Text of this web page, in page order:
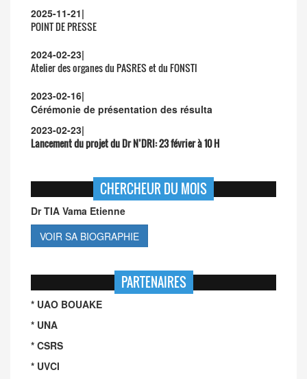
2025-11-21|
POINT DE PRESSE
2024-02-23|
Atelier des organes du PASRES et du FONSTI
2023-02-16|
Cérémonie de présentation des résulta
2023-02-23|
Lancement du projet du Dr N’DRI:23 février à 10 H
CHERCHEUR DU MOIS
Dr TIA Vama Etienne
VOIR SA BIOGRAPHIE
PARTENAIRES
* UAO BOUAKE
* UNA
* CSRS
* UVCI